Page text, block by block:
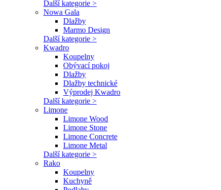
Další kategorie >
Nowa Gala
Dlažby
Marmo Design
Další kategorie >
Kwadro
Koupelny
Obývací pokoj
Dlažby
Dlažby technické
Výprodej Kwadro
Další kategorie >
Limone
Limone Wood
Limone Stone
Limone Concrete
Limone Metal
Další kategorie >
Rako
Koupelny
Kuchyně